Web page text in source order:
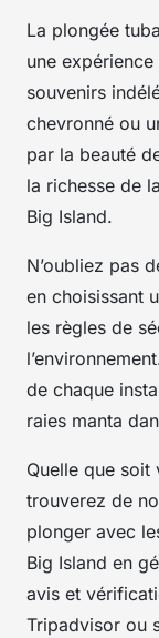
La plongée
une
souvenirs
chevronné ou
par la beauté
la richesse de
Big Island.
N’oubliez pas
en choisissant
les règles de
de chaque
raies manta
Quelle que
trouverez de
plonger avec
Big Island en
avis et
Tripadvisor ou